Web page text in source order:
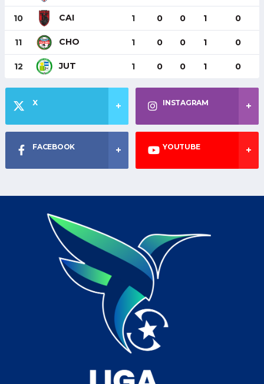
10 CAI 1 0 0 1 0
11 CHO 1 0 0 1 0
12 JUT 1 0 0 1 0
X INSTAGRAM
FACEBOOK YOUTUBE